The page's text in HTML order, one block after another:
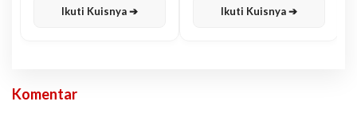
Ikuti Kuisnya ➔ Ikuti Kuisnya ➔
Komentar